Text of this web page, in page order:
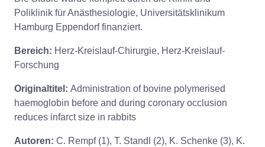
Poliklinik für Anästhesiologie, Universitätsklinikum
Hamburg Eppendorf finanziert.
Bereich: Herz-Kreislauf-Chirurgie, Herz-Kreislauf-
Forschung
Originaltitel: Administration of bovine polymerised
haemoglobin before and during coronary occlusion
reduces infarct size in rabbits
Autoren: C. Rempf (1), T. Standl (2), K. Schenke (3), K.